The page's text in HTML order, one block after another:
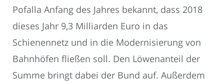
Pofalla Anfang des Jahres bekannt, dass 2018
dieses Jahr 9,3 Milliarden Euro in das
Schienennetz und in die Modernisierung von
Bahnhöfen fließen soll. Den Löwenanteil der
Summe bringt dabei der Bund auf. Außerdem